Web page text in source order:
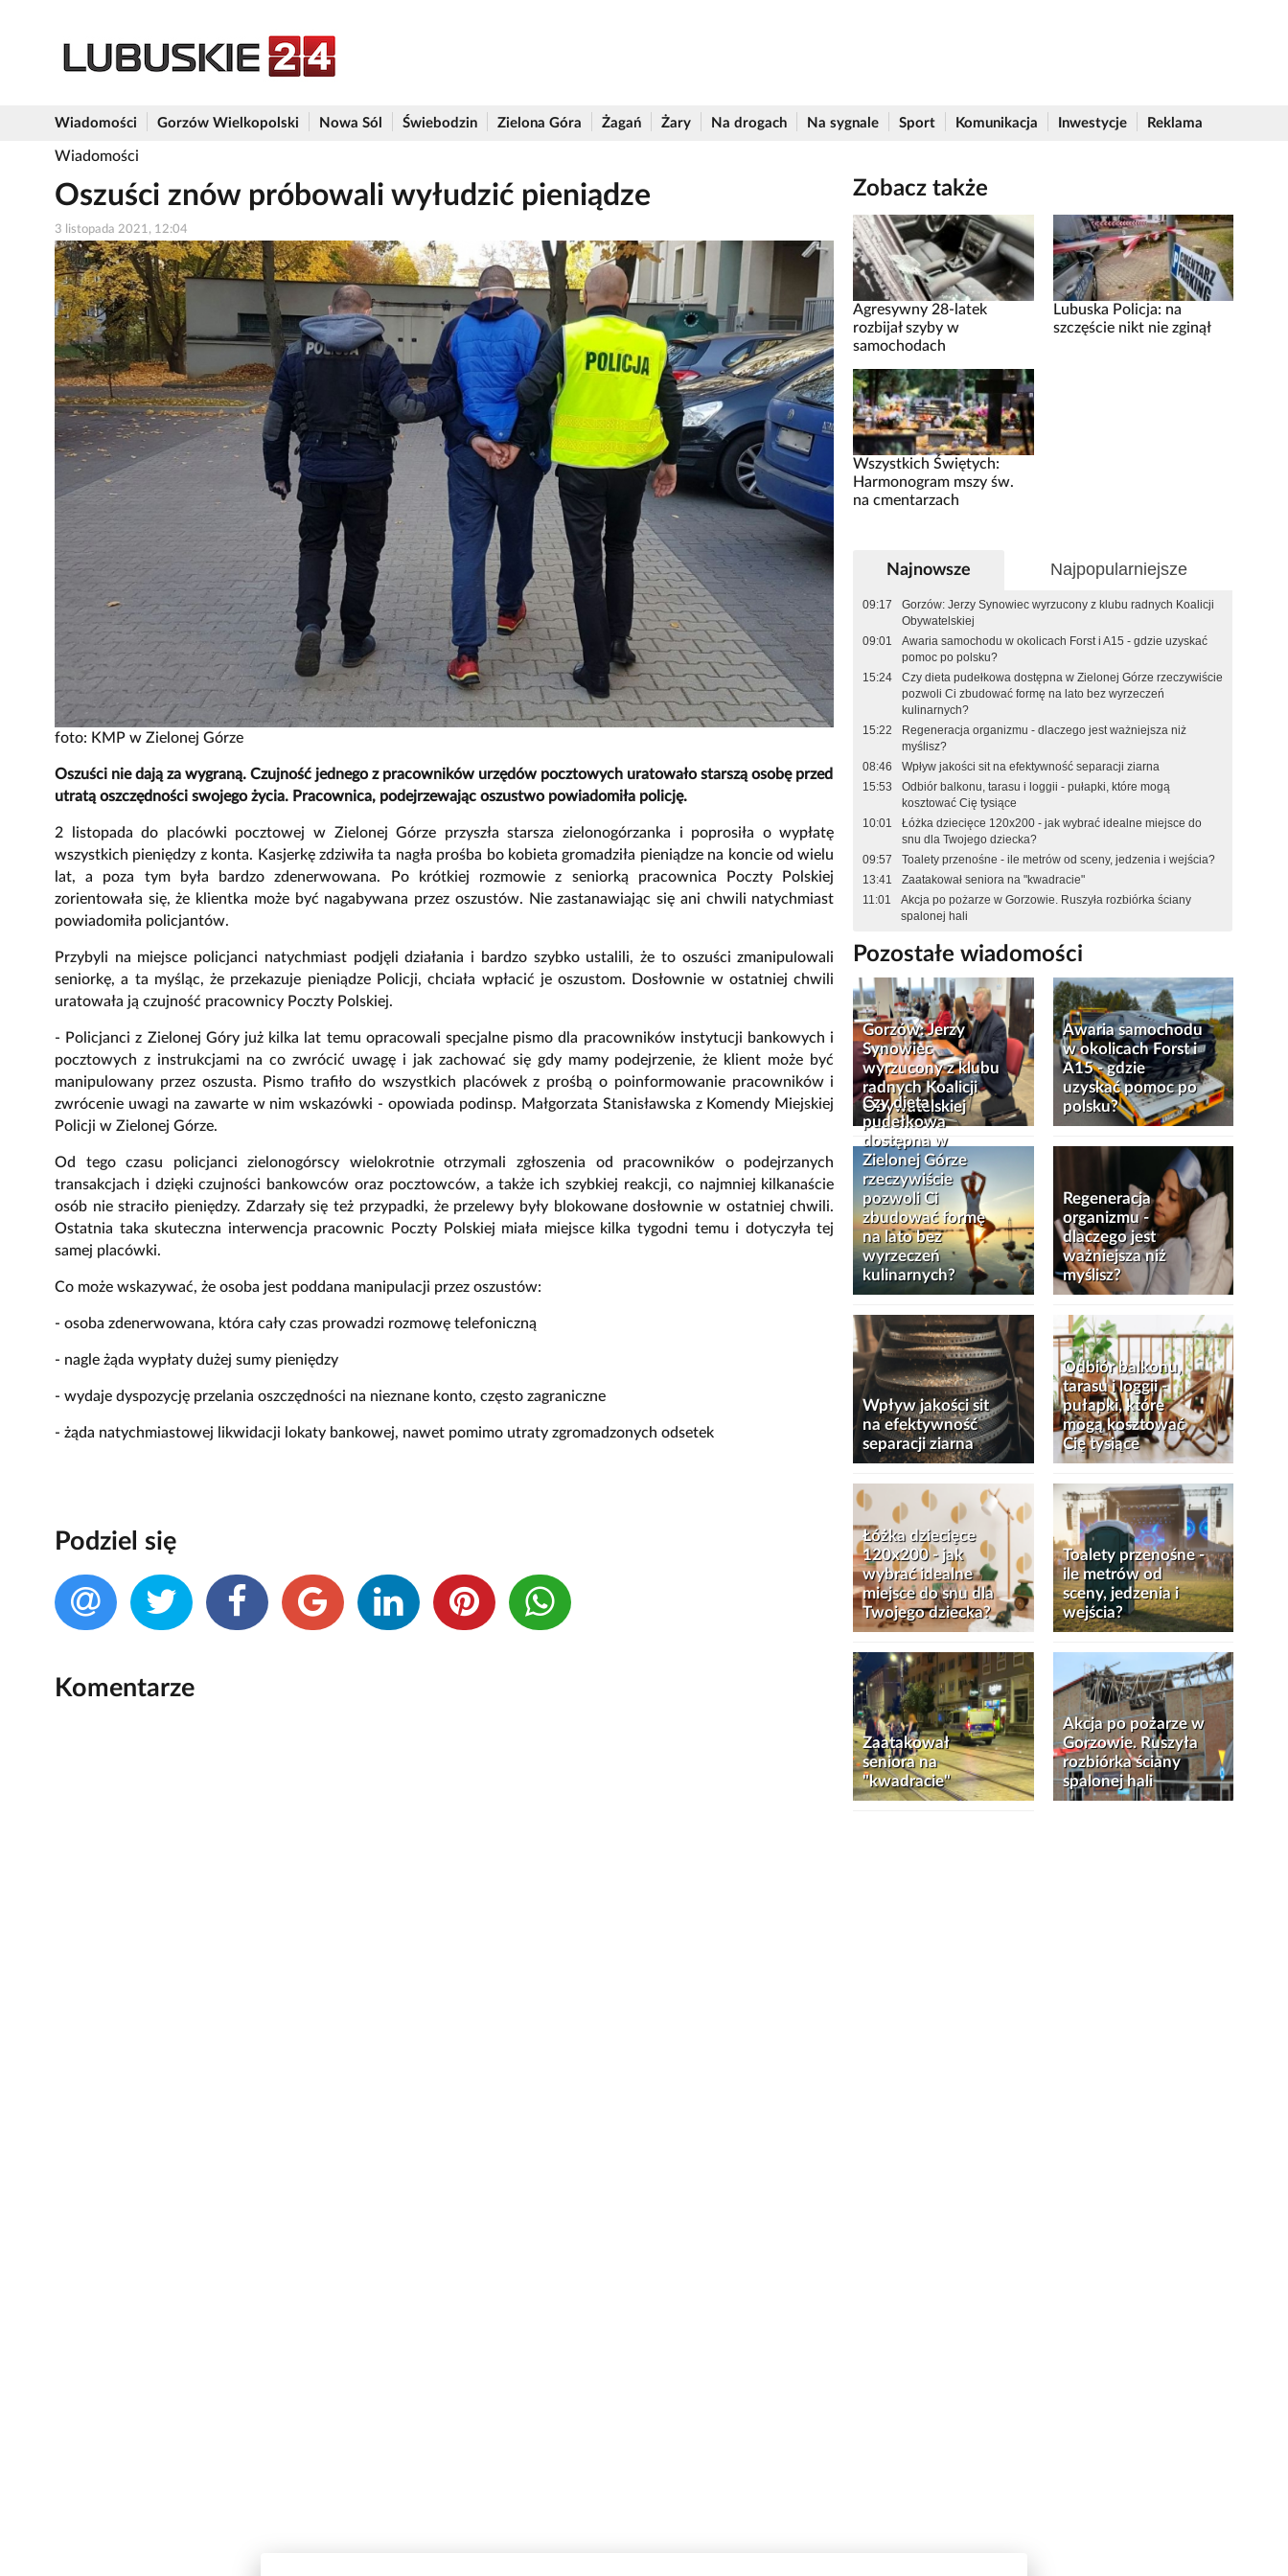
Wiadomości Gorzów Wielkopolski Nowa Sól Świebodzin Zielona Góra Żagań Żary Na drogach Na sygnale Sport Komunikacja Inwestycje Reklama
Wiadomości
Oszuści znów próbowali wyłudzić pieniądze
3 listopada 2021, 12:04
foto: KMP w Zielonej Górze
Oszuści nie dają za wygraną. Czujność jednego z pracowników urzędów pocztowych uratowało starszą osobę przed
utratą oszczędności swojego życia. Pracownica, podejrzewając oszustwo powiadomiła policję.
2 listopada do placówki pocztowej w Zielonej Górze przyszła starsza zielonogórzanka i poprosiła o wypłatę
wszystkich pieniędzy z konta. Kasjerkę zdziwiła ta nagła prośba bo kobieta gromadziła pieniądze na koncie od wielu
lat, a poza tym była bardzo zdenerwowana. Po krótkiej rozmowie z seniorką pracownica Poczty Polskiej
zorientowała się, że klientka może być nagabywana przez oszustów. Nie zastanawiając się ani chwili natychmiast
powiadomiła policjantów.
Przybyli na miejsce policjanci natychmiast podjęli działania i bardzo szybko ustalili, że to oszuści zmanipulowali
seniorkę, a ta myśląc, że przekazuje pieniądze Policji, chciała wpłacić je oszustom. Dosłownie w ostatniej chwili
uratowała ją czujność pracownicy Poczty Polskiej.
- Policjanci z Zielonej Góry już kilka lat temu opracowali specjalne pismo dla pracowników instytucji bankowych i
pocztowych z instrukcjami na co zwrócić uwagę i jak zachować się gdy mamy podejrzenie, że klient może być
manipulowany przez oszusta. Pismo trafiło do wszystkich placówek z prośbą o poinformowanie pracowników i
zwrócenie uwagi na zawarte w nim wskazówki - opowiada podinsp. Małgorzata Stanisławska z Komendy Miejskiej
Policji w Zielonej Górze.
Od tego czasu policjanci zielonogórscy wielokrotnie otrzymali zgłoszenia od pracowników o podejrzanych
transakcjach i dzięki czujności bankowców oraz pocztowców, a także ich szybkiej reakcji, co najmniej kilkanaście
osób nie straciło pieniędzy. Zdarzały się też przypadki, że przelewy były blokowane dosłownie w ostatniej chwili.
Ostatnia taka skuteczna interwencja pracownic Poczty Polskiej miała miejsce kilka tygodni temu i dotyczyła tej
samej placówki.
Co może wskazywać, że osoba jest poddana manipulacji przez oszustów:
- osoba zdenerwowana, która cały czas prowadzi rozmowę telefoniczną
- nagle żąda wypłaty dużej sumy pieniędzy
- wydaje dyspozycję przelania oszczędności na nieznane konto, często zagraniczne
- żąda natychmiastowej likwidacji lokaty bankowej, nawet pomimo utraty zgromadzonych odsetek
Podziel się
Komentarze
Zobacz także
Agresywny 28-latek
rozbijał szyby w
samochodach
Lubuska Policja: na
szczęście nikt nie zginął
Wszystkich Świętych:
Harmonogram mszy św.
na cmentarzach
Najnowsze Najpopularniejsze
09:17
Gorzów: Jerzy Synowiec wyrzucony z klubu radnych Koalicji
Obywatelskiej
09:01
Awaria samochodu w okolicach Forst i A15 - gdzie uzyskać
pomoc po polsku?
15:24
Czy dieta pudełkowa dostępna w Zielonej Górze rzeczywiście
pozwoli Ci zbudować formę na lato bez wyrzeczeń
kulinarnych?
15:22
Regeneracja organizmu - dlaczego jest ważniejsza niż
myślisz?
08:46
Wpływ jakości sit na efektywność separacji ziarna
15:53
Odbiór balkonu, tarasu i loggii - pułapki, które mogą
kosztować Cię tysiące
10:01
Łóżka dziecięce 120x200 - jak wybrać idealne miejsce do
snu dla Twojego dziecka?
09:57
Toalety przenośne - ile metrów od sceny, jedzenia i wejścia?
13:41
Zaatakował seniora na "kwadracie"
11:01
Akcja po pożarze w Gorzowie. Ruszyła rozbiórka ściany
spalonej hali
Pozostałe wiadomości
Gorzów: Jerzy
Synowiec
wyrzucony z klubu
radnych Koalicji
Obywatelskiej
Awaria samochodu
w okolicach Forst i
A15 - gdzie
uzyskać pomoc po
polsku?
Czy dieta
pudełkowa
dostępna w
Zielonej Górze
rzeczywiście
pozwoli Ci
zbudować formę
na lato bez
wyrzeczeń
kulinarnych?
Regeneracja
organizmu -
dlaczego jest
ważniejsza niż
myślisz?
Wpływ jakości sit
na efektywność
separacji ziarna
Odbiór balkonu,
tarasu i loggii -
pułapki, które
mogą kosztować
Cię tysiące
Łóżka dziecięce
120x200 - jak
wybrać idealne
miejsce do snu dla
Twojego dziecka?
Toalety przenośne -
ile metrów od
sceny, jedzenia i
wejścia?
Zaatakował
seniora na
"kwadracie"
Akcja po pożarze w
Gorzowie. Ruszyła
rozbiórka ściany
spalonej hali